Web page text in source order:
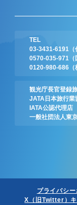
TEL
03-3431-6191
0570-035-971
0120-980-686
観光庁長官登録
JATA日本旅行業
IATA公認代理店
一般社団法人東
プライバシ
X（旧Twitter）